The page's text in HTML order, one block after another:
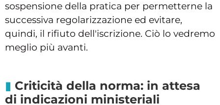
sospensione della pratica per permetterne la
successiva regolarizzazione ed evitare,
quindi, il rifiuto dell'iscrizione. Ciò lo vedremo
meglio più avanti.
Criticità della norma: in attesa
di indicazioni ministeriali